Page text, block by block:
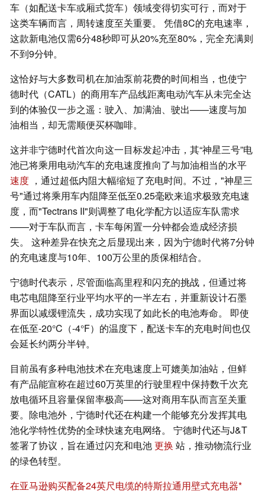
车（如配送卡车或厢式货车）领域变得切实可行，而对于
这类车辆而言，周转速度至关重要。 凭借8C的充电速率，
这款新电池仅需6分48秒即可从20%充至80%，完全充满则
不到9分钟。
这恰好与大多数司机在加油泵前花费的时间相当，也使宁
德时代（CATL）的商用车产品线距离电动汽车从未完全达
到的体验仅一步之遥：驶入、加满油、驶出——速度与加
油相当，却无需顺便买杯咖啡。
这并非宁德时代首次向这一目标发起冲击，其“神星三号”电
池已将乘用电动汽车的充电速度推向了与加油相当的水平
速度 ，通过超低内阻大幅缩短了充电时间。不过，"神星三
号"通过将乘用车内阻降至低至0.25毫欧来追求极致充电速
度，而"Tectrans II"则调整了电化学配方以适应车队需求
——对于车队而言，卡车每闲置一分钟都会造成经济损
失。 这种差异在快充之后显现出来，因为宁德时代将7分钟
的充电速度与10年、100万公里的质保相结合。
宁德时代表示，尽管面临高里程和闪充的挑战，但通过将
电芯电阻降至行业平均水平的一半左右，并重新设计石墨
界面以减缓锂流失，成功实现了如此长的电池寿命。 即使
在低至-20°C（-4°F）的温度下，配送卡车的充电时间也仅
会延长约两分半钟。
目前虽有多种电池技术在充电速度上可媲美加油站，但鲜
有产品能宣称在超过60万英里的行驶里程中保持数千次充
放电循环且容量保留率极高——这对商用车队而言至关重
要。除电池外，宁德时代还在构建一个能够充分发挥其电
池化学特性优势的全球快速充电网络。 宁德时代还与J&T
签署了协议，旨在通过闪充和电池更换 站，推动物流行业
的绿色转型。
在亚马逊购买配备24英尺电缆的特斯拉通用壁式充电器